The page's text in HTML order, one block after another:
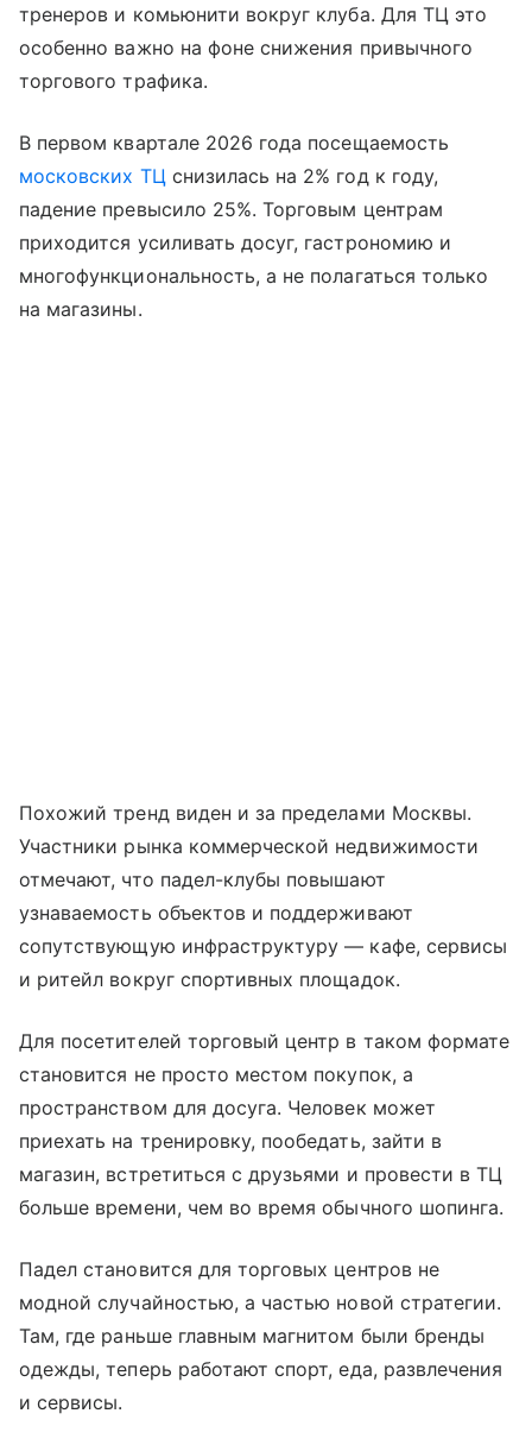
тренеров и комьюнити вокруг клуба. Для ТЦ это
особенно важно на фоне снижения привычного
торгового трафика.
В первом квартале 2026 года посещаемость
московских ТЦснизилась на 2% год к году,
падение превысило 25%. Торговым центрам
приходится усиливать досуг, гастрономию и
многофункциональность, а не полагаться только
на магазины.
Похожий тренд виден и за пределами Москвы.
Участники рынка коммерческой недвижимости
отмечают, что падел-клубы повышают
узнаваемость объектов и поддерживают
сопутствующую инфраструктуру — кафе, сервисы
и ритейл вокруг спортивных площадок.
Для посетителей торговый центр в таком формате
становится не просто местом покупок, а
пространством для досуга. Человек может
приехать на тренировку, пообедать, зайти в
магазин, встретиться с друзьями и провести в ТЦ
больше времени, чем во время обычного шопинга.
Падел становится для торговых центров не
модной случайностью, а частью новой стратегии.
Там, где раньше главным магнитом были бренды
одежды, теперь работают спорт, еда, развлечения
и сервисы.